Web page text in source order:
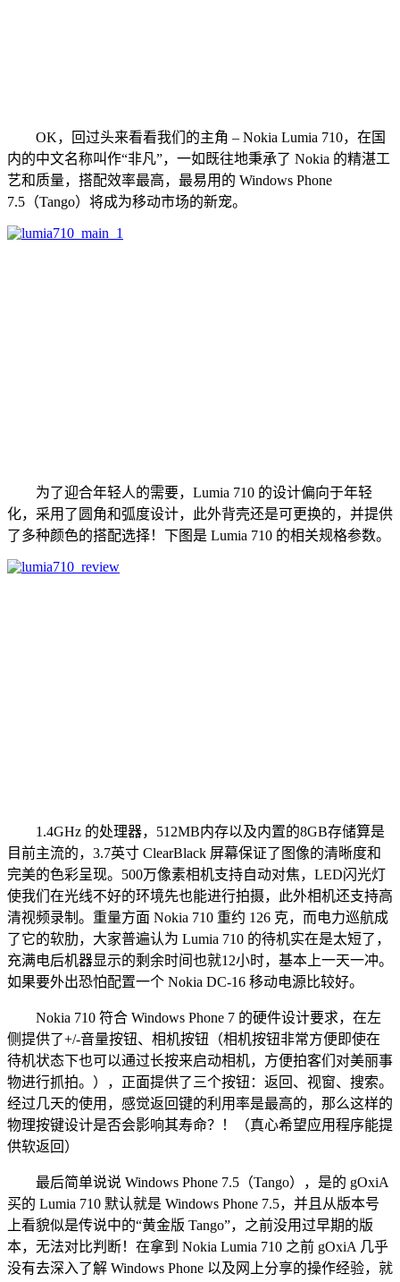
OK，回过头来看看我们的主角 – Nokia Lumia 710，在国
内的中文名称叫作“非凡”，一如既往地秉承了 Nokia 的精湛工
艺和质量，搭配效率最高，最易用的 Windows Phone
7.5（Tango）将成为移动市场的新宠。
为了迎合年轻人的需要，Lumia 710 的设计偏向于年轻
化，采用了圆角和弧度设计，此外背壳还是可更换的，并提供
了多种颜色的搭配选择！下图是 Lumia 710 的相关规格参数。
1.4GHz 的处理器，512MB内存以及内置的8GB存储算是
目前主流的，3.7英寸 ClearBlack 屏幕保证了图像的清晰度和
完美的色彩呈现。500万像素相机支持自动对焦，LED闪光灯
使我们在光线不好的环境先也能进行拍摄，此外相机还支持高
清视频录制。重量方面 Nokia 710 重约 126 克，而电力巡航成
了它的软肋，大家普遍认为 Lumia 710 的待机实在是太短了，
充满电后机器显示的剩余时间也就12小时，基本上一天一冲。
如果要外出恐怕配置一个 Nokia DC-16 移动电源比较好。
Nokia 710 符合 Windows Phone 7 的硬件设计要求，在左
侧提供了+/-音量按钮、相机按钮（相机按钮非常方便即使在
待机状态下也可以通过长按来启动相机，方便拍客们对美丽事
物进行抓拍。），正面提供了三个按钮：返回、视窗、搜索。
经过几天的使用，感觉返回键的利用率是最高的，那么这样的
物理按键设计是否会影响其寿命？！（真心希望应用程序能提
供软返回）
最后简单说说 Windows Phone 7.5（Tango），是的 gOxiA
买的 Lumia 710 默认就是 Windows Phone 7.5，并且从版本号
上看貌似是传说中的“黄金版 Tango”，之前没用过早期的版
本，无法对比判断！在拿到 Nokia Lumia 710 之前 gOxiA 几乎
没有去深入了解 Windows Phone 以及网上分享的操作经验，就